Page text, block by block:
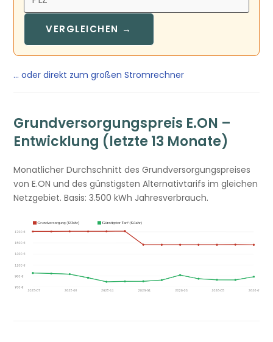
VERGLEICHEN →
… oder direkt zum großen Stromrechner
Grundversorgungspreis E.ON –
Entwicklung (letzte 13 Monate)
Monatlicher Durchschnitt des Grundversorgungspreises
von E.ON und des günstigsten Alternativtarifs im gleichen
Netzgebiet. Basis: 3.500 kWh Jahresverbrauch.